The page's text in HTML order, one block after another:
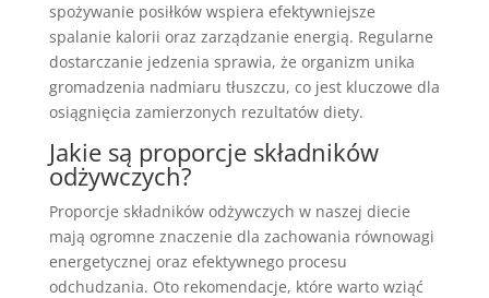
spożywanie posiłków wspiera efektywniejsze
spalanie kalorii oraz zarządzanie energią. Regularne
dostarczanie jedzenia sprawia, że organizm unika
gromadzenia nadmiaru tłuszczu, co jest kluczowe dla
osiągnięcia zamierzonych rezultatów diety.
Jakie są proporcje składników
odżywczych?
Proporcje składników odżywczych w naszej diecie
mają ogromne znaczenie dla zachowania równowagi
energetycznej oraz efektywnego procesu
odchudzania. Oto rekomendacje, które warto wziąć